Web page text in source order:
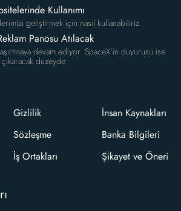
Kullanımı
geliştirmek için nasıl kullanabiliriz
Panosu Atılacak
devam ediyor. SpaceX'in duyurusu ise
çıkaracak düzeyde.
Gizlilik
Sözleşme
İş Ortakları
İnsan Kaynakları
Banka Bilgileri
Şikayet ve Öneri